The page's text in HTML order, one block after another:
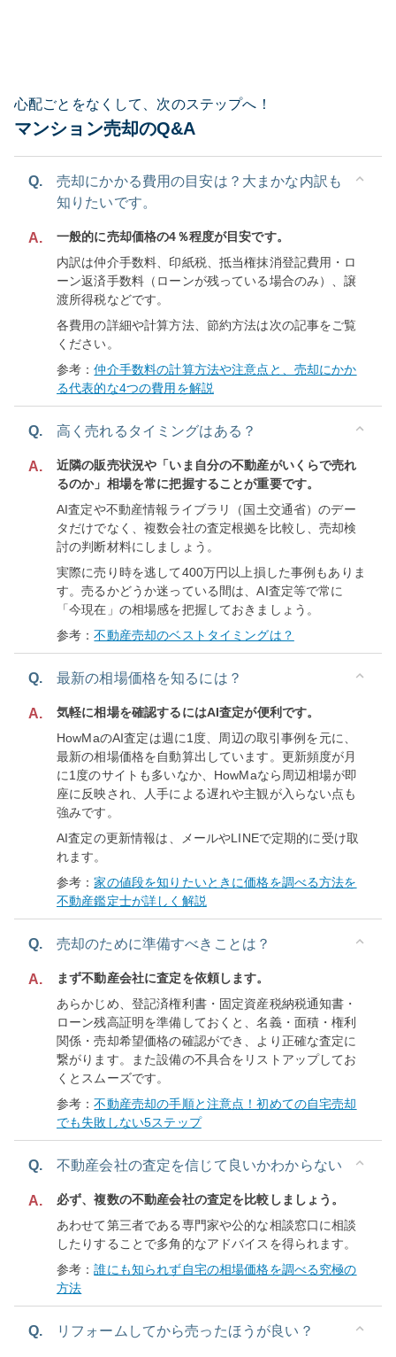
心配ごとをなくして、次のステップへ！
マンション売却のQ&A
Q.
売却にかかる費用の目安は？大まかな内訳も
知りたいです。
A.
一般的に売却価格の4％程度が目安です。
内訳は仲介手数料、印紙税、抵当権抹消登記費用・ロ
ーン返済手数料（ローンが残っている場合のみ）、譲
渡所得税などです。
各費用の詳細や計算方法、節約方法は次の記事をご覧
ください。
参考：仲介手数料の計算方法や注意点と、売却にかか
る代表的な4つの費用を解説
Q. 高く売れるタイミングはある？
A.
近隣の販売状況や「いま自分の不動産がいくらで売れ
るのか」相場を常に把握することが重要です。
AI査定や不動産情報ライブラリ（国土交通省）のデー
タだけでなく、複数会社の査定根拠を比較し、売却検
討の判断材料にしましょう。
実際に売り時を逃して400万円以上損した事例もありま
す。売るかどうか迷っている間は、AI査定等で常に
「今現在」の相場感を把握しておきましょう。
参考：不動産売却のベストタイミングは？
Q. 最新の相場価格を知るには？
A.
気軽に相場を確認するにはAI査定が便利です。
HowMaのAI査定は週に1度、周辺の取引事例を元に、
最新の相場価格を自動算出しています。更新頻度が月
に1度のサイトも多いなか、HowMaなら周辺相場が即
座に反映され、人手による遅れや主観が入らない点も
強みです。
AI査定の更新情報は、メールやLINEで定期的に受け取
れます。
参考：家の値段を知りたいときに価格を調べる方法を
不動産鑑定士が詳しく解説
Q. 売却のために準備すべきことは？
A.
まず不動産会社に査定を依頼します。
あらかじめ、登記済権利書・固定資産税納税通知書・
ローン残高証明を準備しておくと、名義・面積・権利
関係・売却希望価格の確認ができ、より正確な査定に
繋がります。また設備の不具合をリストアップしてお
くとスムーズです。
参考：不動産売却の手順と注意点！初めての自宅売却
でも失敗しない5ステップ
Q. 不動産会社の査定を信じて良いかわからない
A.
必ず、複数の不動産会社の査定を比較しましょう。
あわせて第三者である専門家や公的な相談窓口に相談
したりすることで多角的なアドバイスを得られます。
参考：誰にも知られず自宅の相場価格を調べる究極の
方法
Q. リフォームしてから売ったほうが良い？